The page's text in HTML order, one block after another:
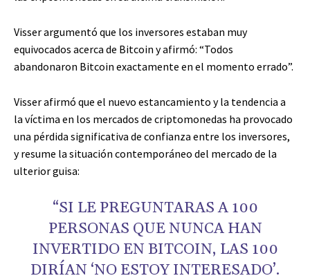
Visser argumentó que los inversores estaban muy
equivocados acerca de Bitcoin y afirmó: “Todos
abandonaron Bitcoin exactamente en el momento errado”.
Visser afirmó que el nuevo estancamiento y la tendencia a
la víctima en los mercados de criptomonedas ha provocado
una pérdida significativa de confianza entre los inversores,
y resume la situación contemporáneo del mercado de la
ulterior guisa:
“SI LE PREGUNTARAS A 100
PERSONAS QUE NUNCA HAN
INVERTIDO EN BITCOIN, LAS 100
DIRÍAN ‘NO ESTOY INTERESADO’.